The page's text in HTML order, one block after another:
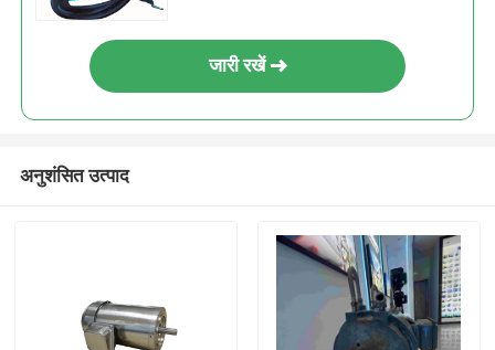
जारी रखें
अनुशंसित उत्पाद